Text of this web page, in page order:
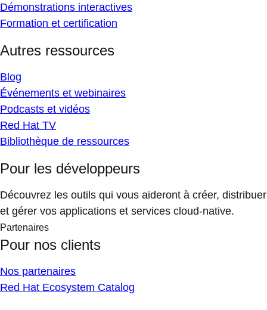
Démonstrations interactives
Formation et certification
Autres ressources
Blog
Événements et webinaires
Podcasts et vidéos
Red Hat TV
Bibliothèque de ressources
Pour les développeurs
Découvrez les outils qui vous aideront à créer, distribuer
et gérer vos applications et services cloud-native.
Partenaires
Pour nos clients
Nos partenaires
Red Hat Ecosystem Catalog